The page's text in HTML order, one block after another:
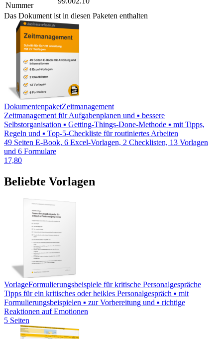
Nummer
Das Dokument ist in diesen Paketen enthalten
DokumentenpaketZeitmanagement
Zeitmanagement für Aufgabenplanen und ▪ bessere
Selbstorganisation ▪ Getting-Things-Done-Methode ▪ mit Tipps,
Regeln und ▪ Top-5-Checkliste für routiniertes Arbeiten
49 Seiten E-Book, 6 Excel-Vorlagen, 2 Checklisten, 13 Vorlagen
und 6 Formulare
17,80
Beliebte Vorlagen
VorlageFormulierungsbeispiele für kritische Personalgespräche
Tipps für ein kritisches oder heikles Personalgespräch ▪ mit
Formulierungsbeispielen ▪ zur Vorbereitung und ▪ richtige
Reaktionen auf Emotionen
5 Seiten